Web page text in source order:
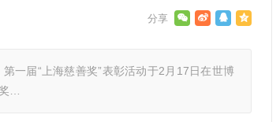
一届“上海慈善奖”表彰活动于2月17日在世博
…